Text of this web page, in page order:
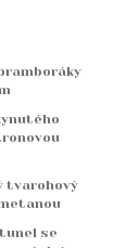
tvarohový
se